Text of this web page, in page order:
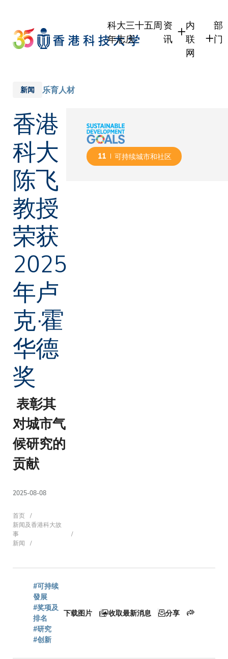
main
content
科大三十五周
年志庆
资
讯
内
联
网
部
门
新闻 乐育人材
香港
科大
陈飞
教授
荣获
2025
年卢
克·霍
华德
奖
表彰其
对城市气
候研究的
贡献
2025-08-08
面
包
屑
首页
新闻及香港科大故
事
新闻
11 可持续城市和社区
#可持续
發展
#奖项及
排名
#研究
#创新
下载图片 收取最新消息 分享